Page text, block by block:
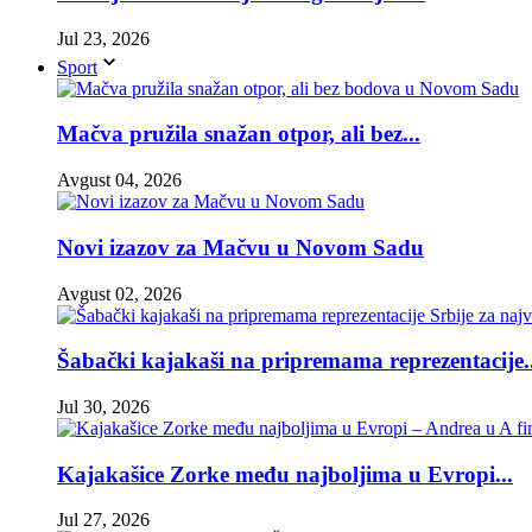
Jul 23, 2026
Sport
Mačva pružila snažan otpor, ali bez...
Avgust 04, 2026
Novi izazov za Mačvu u Novom Sadu
Avgust 02, 2026
Šabački kajakaši na pripremama
Jul 30, 2026
Kajakašice Zorke među najboljima u Evropi...
Jul 27, 2026